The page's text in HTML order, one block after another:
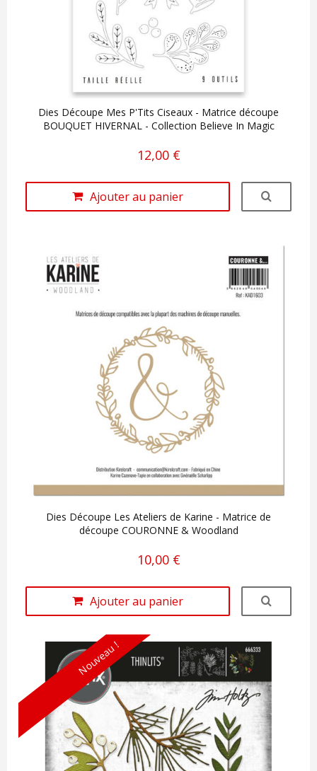
Dies Découpe Mes P'Tits Ciseaux - Matrice découpe
BOUQUET HIVERNAL - Collection Believe In Magic
12,00 €
Ajouter au panier
Dies Découpe Les Ateliers de Karine - Matrice de
découpe COURONNE & Woodland
10,00 €
Ajouter au panier
Nouveau !